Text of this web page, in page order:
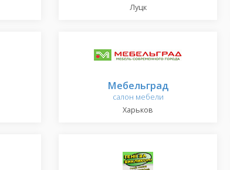
Луцк
Мебельград
салон мебели
Харьков